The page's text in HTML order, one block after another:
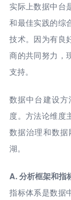
实际上数据中台
和最佳实践的综
技术。因为有良
商的共同努力，
支持。
数据中台建设
度。方法论维度
数据治理和数
湖。
A. 分析框架和指
指标体系是数据